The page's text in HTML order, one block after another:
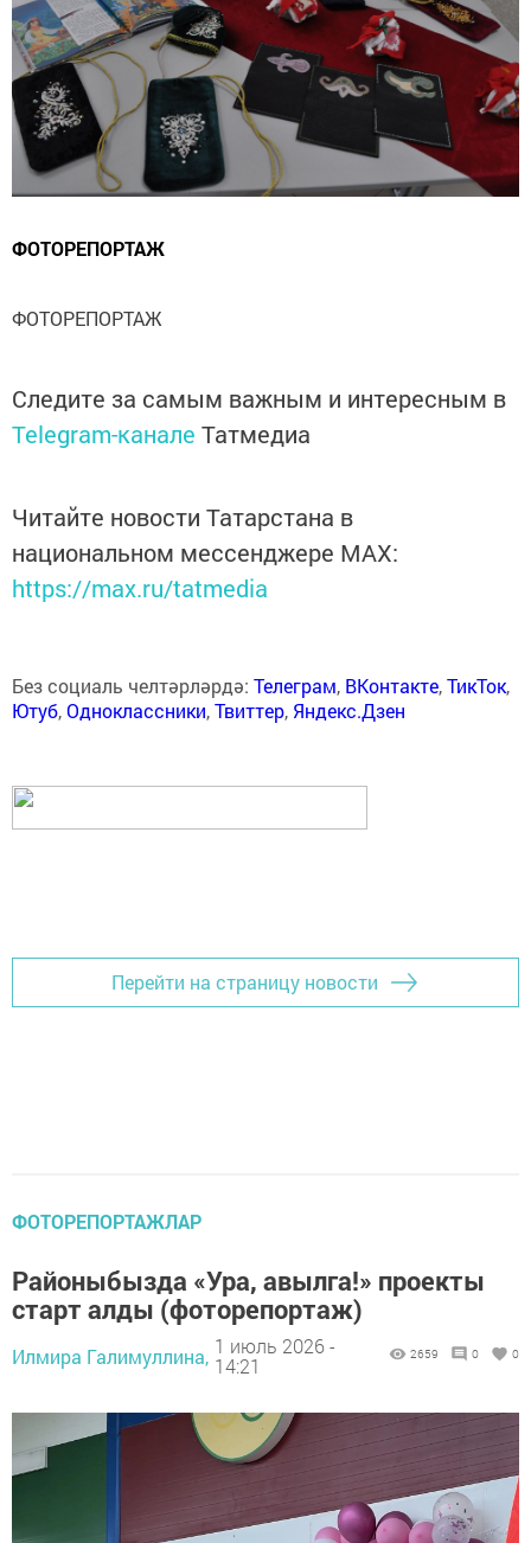
ФОТОРЕПОРТАЖ
ФОТОРЕПОРТАЖ
Следите за самым важным и интересным в
Telegram-канале Татмедиа
Читайте новости Татарстана в
национальном мессенджере MАХ:
https://max.ru/tatmedia
Без социаль челтәрләрдә: Телеграм, ВКонтакте,ТикТок,
Ютуб,Одноклассники,Твиттер, Яндекс.Дзен
Перейти на страницу новости
ФОТОРЕПОРТАЖЛАР
Районыбызда «Ура, авылга!» проекты
старт алды (фоторепортаж)
Илмира Галимуллина, 1 июль 2026 -
14:21
2659 0 0